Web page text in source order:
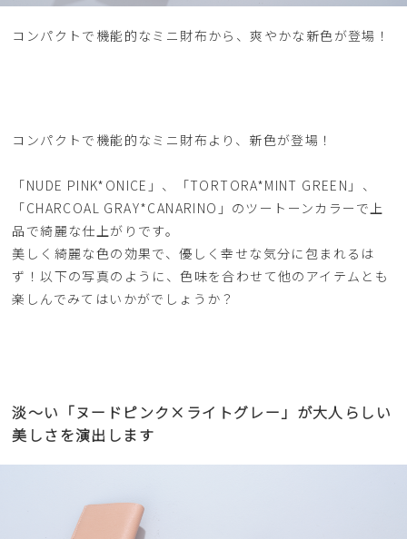
コンパクトで機能的なミニ財布から、爽やかな新色が登場！
コンパクトで機能的なミニ財布より、新色が登場！
「NUDE PINK*ONICE」、「TORTORA*MINT GREEN」、
「CHARCOAL GRAY*CANARINO」のツートーンカラーで上
品で綺麗な仕上がりです。
美しく綺麗な色の効果で、優しく幸せな気分に包まれるは
ず！以下の写真のように、色味を合わせて他のアイテムとも
楽しんでみてはいかがでしょうか？
淡〜い「ヌードピンク×ライトグレー」が大人らしい
美しさを演出します